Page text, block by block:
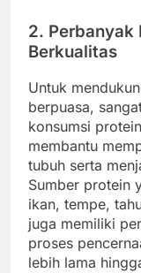
2. Perbanyak
Berkualitas
Untuk
berpuasa,
konsumsi
membantu
tubuh serta
Sumber protein
ikan, tempe,
juga memiliki
proses
lebih lama